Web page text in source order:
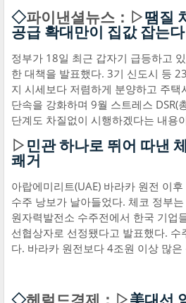
◇파이낸셜뉴스：▷땜질
공급 확대만이 집값 잡는다
정부가 18일 최근 갑자기 급등하고
한 대책을 발표했다. 3기 신도시 등
지 시세보다 저렴하게 분양하고 주택
단속을 강화하며 9월 스트레스 DSR(
단계도 차질없이 시행하겠다는 내용
▷민관 하나로 뛰어 따낸
쾌거
아랍에미리트(UAE) 바라카 원전 이
수주 낭보가 날아들었다. 체코 정부
원자력발전소 수주전에서 한국 기업
선협상자로 선정됐다고 발표했다.
다. 바라카 원전보다 4조원 이상 많은